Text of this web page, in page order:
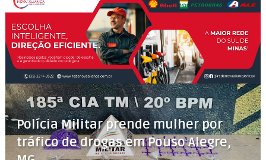
Polícia Militar prende mulher por
tráfico de drogas em Pouso Alegre,